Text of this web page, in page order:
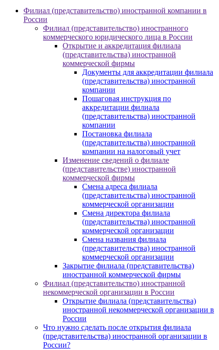
Филиал (представительство) иностранной компании в
России
Филиал (представительство) иностранного
коммерческого юридического лица в России
Открытие и аккредитация филиала
(представительства) иностранной
коммерческой фирмы
Документы для аккредитации филиала
(представительства) иностранной
компании
Пошаговая инструкция по
аккредитации филиала
(представительства) иностранной
компании
Постановка филиала
(представительства) иностранной
компании на налоговый учет
Изменение сведений о филиале
(представительстве) иностранной
коммерческой фирмы
Смена адреса филиала
(представительства) иностранной
коммерческой организации
Смена директора филиала
(представительства) иностранной
коммерческой организации
Смена названия филиала
(представительства) иностранной
коммерческой организации
Закрытие филиала (представительства)
иностранной коммерческой фирмы
Филиал (представительство) иностранной
некоммерческой организации в России
Открытие филиала (представительства)
иностранной некоммерческой организации в
России
Что нужно сделать после открытия филиала
(представительства) иностранной организации в
России?